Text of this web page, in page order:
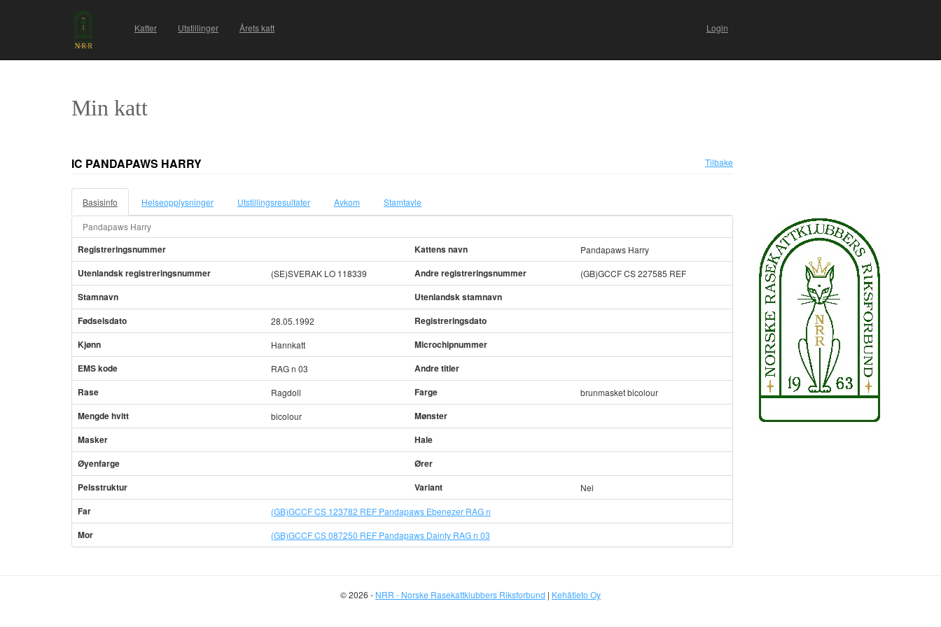
Katter Utstillinger Årets katt Login
Min katt
IC PANDAPAWS HARRY Tilbake
Basisinfo Helseopplysninger Utstillingsresultater Avkom Stamtavle
Pandapaws Harry
Registreringsnummer Kattens navn Pandapaws Harry
Utenlandsk registreringsnummer (SE)SVERAK LO 118339 Andre registreringsnummer (GB)GCCF CS 227585 REF
Stamnavn
Utenlandsk stamnavn
Fødselsdato
28.05.1992
Registreringsdato
Kjønn
Hannkatt
Microchipnummer
EMS kode
RAG n 03
Andre titler
Rase
Ragdoll Farge brunmasket bicolour
Mengde hvitt bicolour
Mønster
Masker
Hale
Øyenfarge
Ører
Pelsstruktur
Variant Nei
Far (GB)GCCF CS 123782 REF Pandapaws Ebenezer RAG n
Mor (GB)GCCF CS 087250 REF Pandapaws Dainty RAG n 03
© 2026 - NRR - Norske Rasekattklubbers Riksforbund | Kehätieto Oy